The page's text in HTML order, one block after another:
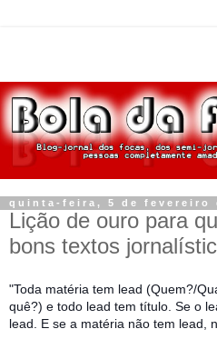
quinta-feira, 5 de fevereiro
Lição de ouro para
bons textos
"Toda matéria tem lead (Quem?/
quê?) e todo lead tem título. Se o
lead. E se a matéria não tem lead,